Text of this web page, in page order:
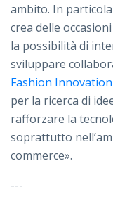
ambito. In
crea delle
la possibilità di
sviluppare
Fashion
per la ricerca di
rafforzare la
soprattutto
commerce».
---